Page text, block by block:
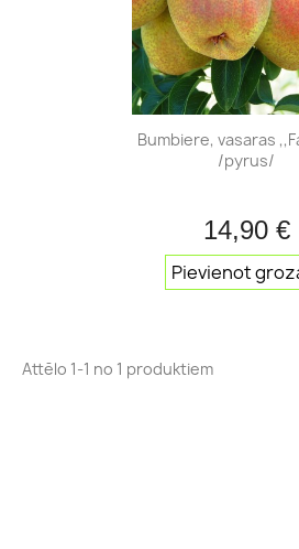
Bumbiere, vasaras
/pyrus/
14,90 €
Pievienot
Attēlo 1-1 no 1 produktiem